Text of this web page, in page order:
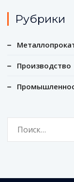
Рубрики
Производство